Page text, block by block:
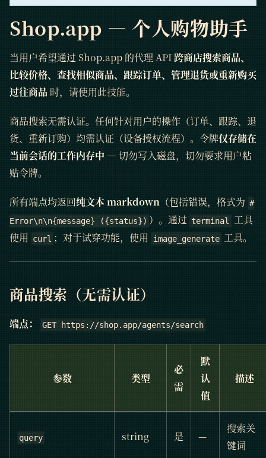
Shop.app — 个人购物助手
当用户希望通过 Shop.app 的代理 API跨商店搜索商品、
比较价格、查找相似商品、跟踪订单、管理退货或重新购买
过往商品 时，请使用此技能。
商品搜索无需认证。任何针对用户的操作（订单、跟踪、退
货、重新订购）均需认证（设备授权流程）。令牌仅存储在
当前会话的工作内存中 — 切勿写入磁盘，切勿要求用户粘
贴令牌。
所有端点均返回纯文本 markdown （包括错误，格式为 #
Error\n\n{message} ({status}) ）。通过 terminal
工具
使用 curl ；对于试穿功能，使用 image_generate 工具。
商品搜索（无需认证）
端点： GET https://shop.app/agents/search
参数 类型
必
需
默
认
值
描述
query string 是 —
搜索关
键词